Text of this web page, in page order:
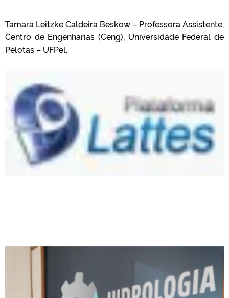
Tamara Leitzke Caldeira Beskow – Professora Assistente,
Centro de Engenharias (Ceng), Universidade Federal de
Pelotas – UFPel.